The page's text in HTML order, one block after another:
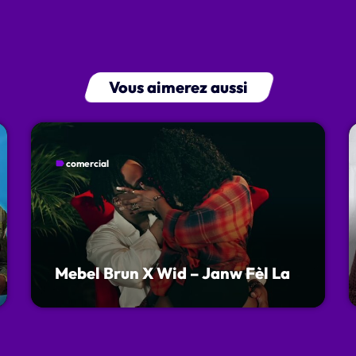
Vous aimerez aussi
labelcomercial
Mebel Brun X Wid – Janw Fèl La